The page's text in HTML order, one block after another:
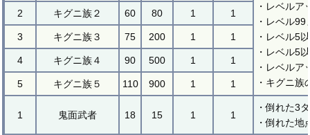
・レベル
・レベル
・レベル5
・レベル5
・レベル
・キグニ
2 キグニ族２ 60 80 1 1
3 キグニ族３ 75 200 1 1
4 キグニ族４ 90 500 1 1
5 キグニ族５ 110 900 1 1
1 鬼面武者 18 15 1 1
・倒れた3
・倒れた